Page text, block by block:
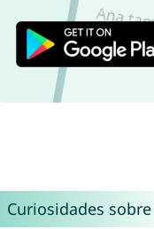
Curiosidades